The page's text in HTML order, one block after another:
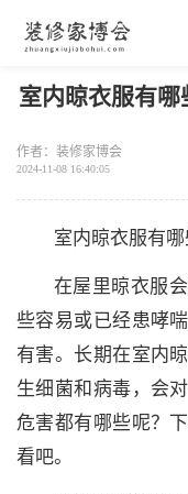
室内晾衣服有
作者：装修家博会
2024-11-08 16:40:05
室内晾衣服有
在屋里晾衣服
些容易或已经患哮
有害。长期在室内
生细菌和病毒，会
危害都有哪些呢？
看吧。